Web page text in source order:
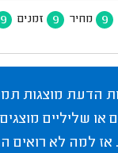
9 מחיר 9 זמנים 9
הדעת מוצגות
או שליליים
אז למה לא רואים